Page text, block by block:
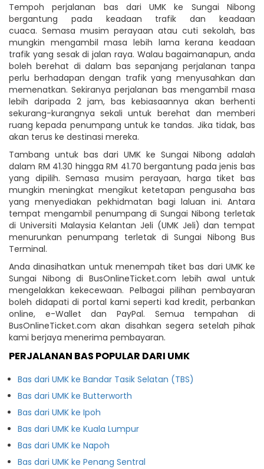
Tempoh perjalanan bas dari UMK ke Sungai Nibong
bergantung pada keadaan trafik dan keadaan
cuaca. Semasa musim perayaan atau cuti sekolah, bas
mungkin mengambil masa lebih lama kerana keadaan
trafik yang sesak di jalan raya. Walau bagaimanapun, anda
boleh berehat di dalam bas sepanjang perjalanan tanpa
perlu berhadapan dengan trafik yang menyusahkan dan
memenatkan. Sekiranya perjalanan bas mengambil masa
lebih daripada 2 jam, bas kebiasaannya akan berhenti
sekurang-kurangnya sekali untuk berehat dan memberi
ruang kepada penumpang untuk ke tandas. Jika tidak, bas
akan terus ke destinasi mereka.
Tambang untuk bas dari UMK ke Sungai Nibong adalah
dalam RM 41.30 hingga RM 41.70 bergantung pada jenis bas
yang dipilih. Semasa musim perayaan, harga tiket bas
mungkin meningkat mengikut ketetapan pengusaha bas
yang menyediakan pekhidmatan bagi laluan ini. Antara
tempat mengambil penumpang di Sungai Nibong terletak
di Universiti Malaysia Kelantan Jeli (UMK Jeli) dan tempat
menurunkan penumpang terletak di Sungai Nibong Bus
Terminal.
Anda dinasihatkan untuk menempah tiket bas dari UMK ke
Sungai Nibong di BusOnlineTicket.com lebih awal untuk
mengelakkan kekecewaan. Pelbagai pilihan pembayaran
boleh didapati di portal kami seperti kad kredit, perbankan
online, e-Wallet dan PayPal. Semua tempahan di
BusOnlineTicket.com akan disahkan segera setelah pihak
kami berjaya menerima pembayaran.
PERJALANAN BAS POPULAR DARI UMK
Bas dari UMK ke Bandar Tasik Selatan (TBS)
Bas dari UMK ke Butterworth
Bas dari UMK ke Ipoh
Bas dari UMK ke Kuala Lumpur
Bas dari UMK ke Napoh
Bas dari UMK ke Penang Sentral